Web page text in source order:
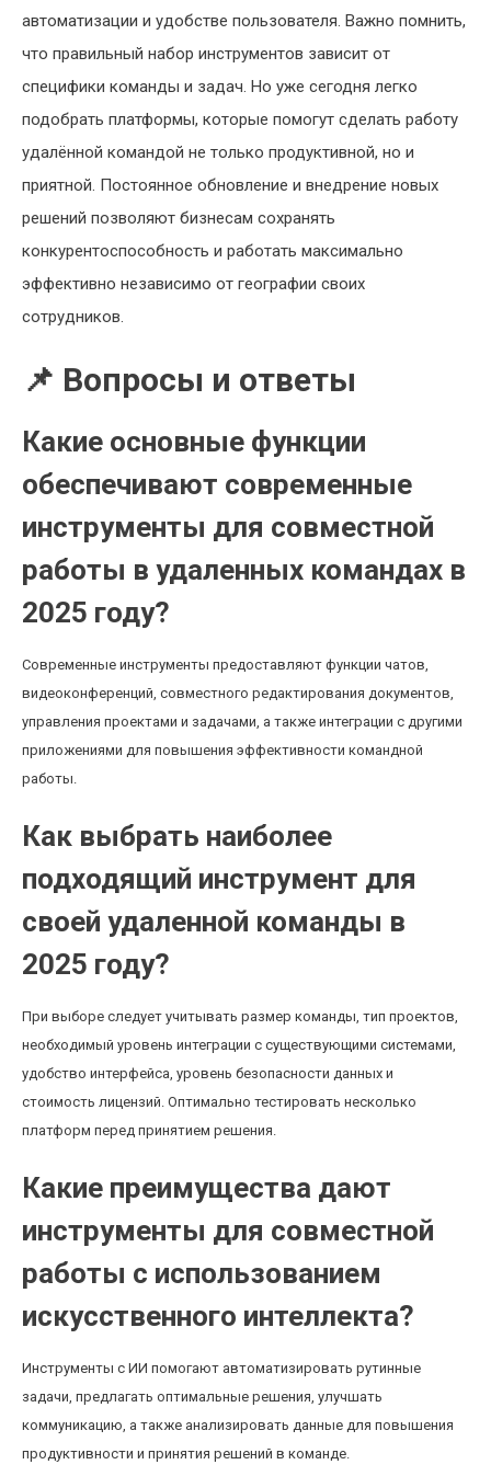
автоматизации и удобстве пользователя. Важно помнить,
что правильный набор инструментов зависит от
специфики команды и задач. Но уже сегодня легко
подобрать платформы, которые помогут сделать работу
удалённой командой не только продуктивной, но и
приятной. Постоянное обновление и внедрение новых
решений позволяют бизнесам сохранять
конкурентоспособность и работать максимально
эффективно независимо от географии своих
сотрудников.
📌 Вопросы и ответы
Какие основные функции
обеспечивают современные
инструменты для совместной
работы в удаленных командах в
2025 году?
Современные инструменты предоставляют функции чатов,
видеоконференций, совместного редактирования документов,
управления проектами и задачами, а также интеграции с другими
приложениями для повышения эффективности командной
работы.
Как выбрать наиболее
подходящий инструмент для
своей удаленной команды в
2025 году?
При выборе следует учитывать размер команды, тип проектов,
необходимый уровень интеграции с существующими системами,
удобство интерфейса, уровень безопасности данных и
стоимость лицензий. Оптимально тестировать несколько
платформ перед принятием решения.
Какие преимущества дают
инструменты для совместной
работы с использованием
искусственного интеллекта?
Инструменты с ИИ помогают автоматизировать рутинные
задачи, предлагать оптимальные решения, улучшать
коммуникацию, а также анализировать данные для повышения
продуктивности и принятия решений в команде.